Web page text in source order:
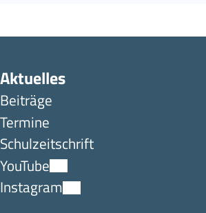
Aktuelles
Beiträge
Termine
Schulzeitschrift
YouTube
Instagram